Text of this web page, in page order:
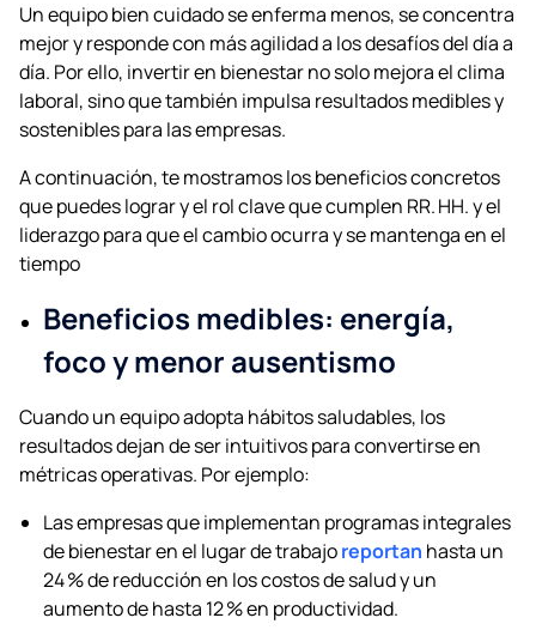
Un equipo bien cuidado se enferma menos, se concentra
mejor y responde con más agilidad a los desafíos del día a
día. Por ello, invertir en bienestar no solo mejora el clima
laboral, sino que también impulsa resultados medibles y
sostenibles para las empresas.
A continuación, te mostramos los beneficios concretos
que puedes lograr y el rol clave que cumplen RR. HH. y el
liderazgo para que el cambio ocurra y se mantenga en el
tiempo
Beneficios medibles: energía,
foco y menor ausentismo
Cuando un equipo adopta hábitos saludables, los
resultados dejan de ser intuitivos para convertirse en
métricas operativas. Por ejemplo:
Las empresas que implementan programas integrales
de bienestar en el lugar de trabajoreportan hasta un
24 % de reducción en los costos de salud y un
aumento de hasta 12 % en productividad.